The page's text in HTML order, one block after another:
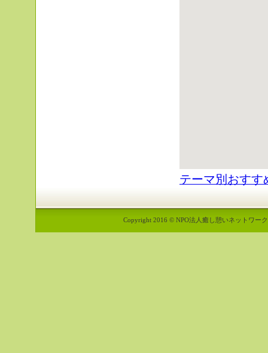
テーマ別おすす
Copyright 2016 © NPO法人癒し憩いネットワー